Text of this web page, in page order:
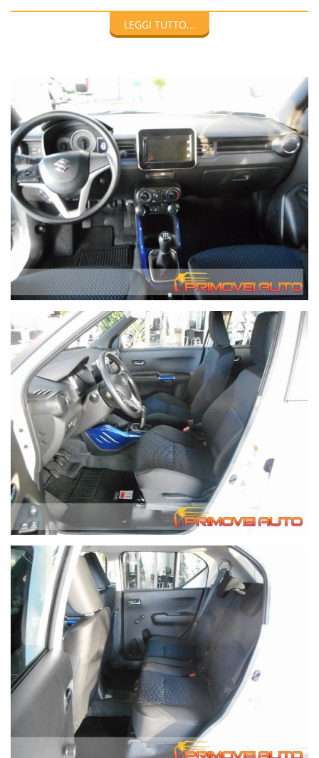
Offriamo alla ns. clientela finanziamenti personalizzati da 12
a 96 mesi, possibilità di leasing e full Leasing sul nuovo sul
potrebbero essere soggette a modifiche e contenere errori di
stampa e/o omissioni non volute. Le scorte di talune offerte
sono limitate e potrebbero esaurirsi rapidamente. I contratti
saranno convalidati solo a seguito di verifica sulla
disponibilità.
I prezzi esposti,salvo quanto eventualmente indicato, sono già
scontati. Abbiamo parecchi depositi quindi non tutte le auto
sono in salone.
Il valore dell'auto usata da permutare verrà da noi
determinato solo in base alle condizioni effettive del veicolo
dopo averlo esaminato. Le valutazioni fatte telefonicamente
saranno quindi del tutto indicative.
Per ottenere velocemente le informazioni desiderate,
invitiamo gli interessati a telefonare. Le chiamate ricevute
ottengono una risposta prioritaria e immediata mentre i
messaggi di posta elettronica potrebbero essere gestiti in
Possibilità di consegna anche a domicilio con mezzo
attrezzato - il costo di questo servizio varia in base a i
chilometri di percorrenza. Contattateci per avere queste
informazioni, grazie. We speak English.
In caso di acquisto forniamo gratuitamente alla nostra
clientela che lo richieda, il servizio di recupero dalla Stazione
Ferroviaria Centrale di Modena fino alla nostra sede.
Migliaia di clienti hanno acquistato da noi da tutta Italia.
ABS Airbag frontali e laterali Immobilizzatore Bluetooth
Sensore di luce Aria condizionata manuale Servosterzo ESP
Centralizzata Luci di posizione a LED Portapacchi Isofix Cerchi
in lega Kit di riparazione pneumatici di emergenza vivavoce
Computer di bordo Antinebbia Fari a LED Pneumatici estivi
Porta USB Radio DAB Specchio esterno elettrico Sedili
riscaldati Sistema di rilevamento della fatica Sistema di
diffusione sonora Sistema Stop & Start Sintonizzatore/Radio
Alzacristalli elettrici Volante multifunzione Telecamera
LEGGI TUTTO...